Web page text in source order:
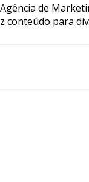
de
conteúdo para